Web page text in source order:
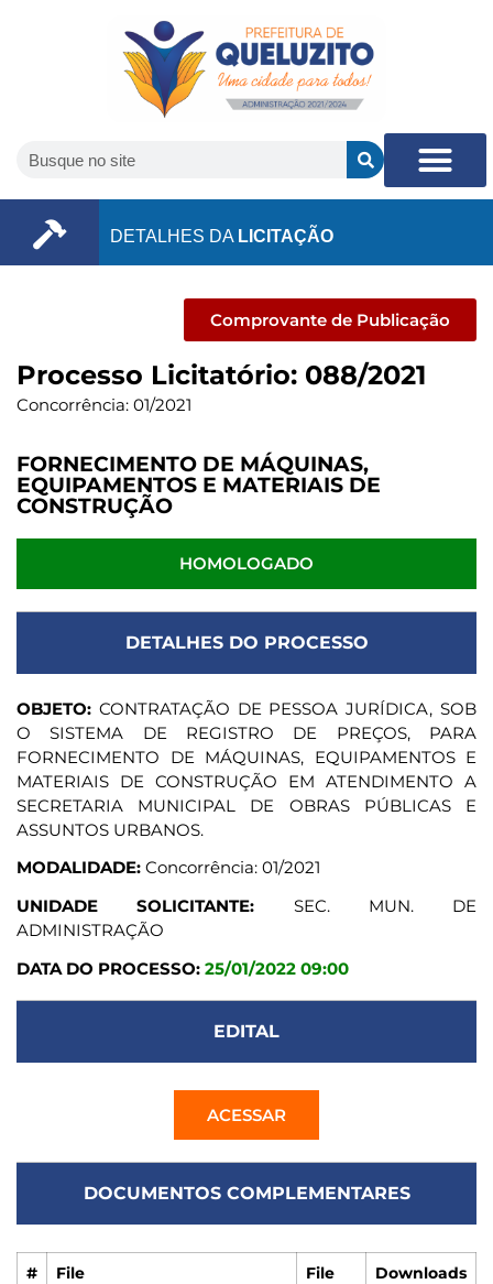
DETALHES DA LICITAÇÃO
Comprovante de Publicação
Processo Licitatório: 088/2021
Concorrência: 01/2021
FORNECIMENTO DE MÁQUINAS,
EQUIPAMENTOS E MATERIAIS DE
CONSTRUÇÃO
HOMOLOGADO
DETALHES DO PROCESSO
OBJETO: CONTRATAÇÃO DE PESSOA JURÍDICA, SOB
O SISTEMA DE REGISTRO DE PREÇOS, PARA
FORNECIMENTO DE MÁQUINAS, EQUIPAMENTOS E
MATERIAIS DE CONSTRUÇÃO EM ATENDIMENTO A
SECRETARIA MUNICIPAL DE OBRAS PÚBLICAS E
ASSUNTOS URBANOS.
MODALIDADE: Concorrência: 01/2021
UNIDADE SOLICITANTE: SEC. MUN. DE
ADMINISTRAÇÃO
DATA DO PROCESSO: 25/01/2022 09:00
EDITAL
ACESSAR
DOCUMENTOS COMPLEMENTARES
# File
File
Downloads